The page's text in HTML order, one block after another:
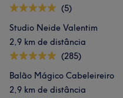
(5)
Studio Neide Valentim
2,9 km de distância
(285)
Balão Mágico Cabeleireiro
2,9 km de distância